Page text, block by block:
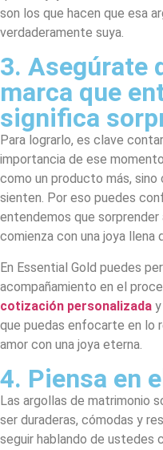
son los que hacen que esa
verdaderamente suya.
3. Asegúrate
marca que
significa
Para lograrlo, es clave
importancia de ese
como un producto más,
sienten. Por eso puedes
entendemos que
comienza con una joya llena
En Essential Gold puedes
acompañamiento en el
cotización personalizada
que puedas enfocarte en lo
amor con una joya eterna.
4. Piensa en
Las argollas de matrimonio
ser duraderas, cómodas y
seguir hablando de ustedes